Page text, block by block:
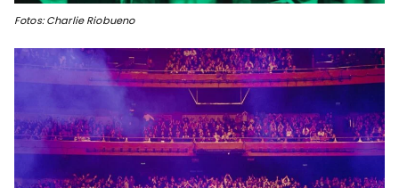
Fotos: Charlie Riobueno